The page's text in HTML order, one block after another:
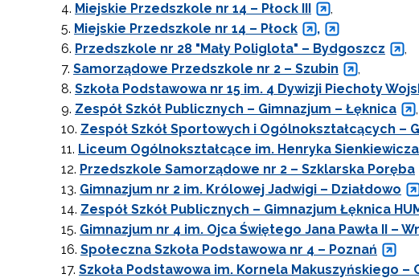
Miejskie Przedszkole nr 14 – Płock III
,
Miejskie Przedszkole nr 14 – Płock
,
Przedszkole nr 28 "Mały Poliglota" – Bydgoszcz
,
Samorządowe Przedszkole nr 2 – Szubin
,
Szkoła Podstawowa nr 15 im. 4 Dywizji Piechoty
Zespół Szkół Publicznych – Gimnazjum – Łęknica
,
Zespół Szkół Sportowych i Ogólnokształcących –
Liceum Ogólnokształcące im. Henryka
Przedszkole Samorządowe nr 2 – Szklarska Poręba
Gimnazjum nr 2 im. Królowej Jadwigi – Działdowo
Zespół Szkół Publicznych – Gimnazjum Łęknica
Gimnazjum nr 4 im. Ojca Świętego Jana Pawła II –
Społeczna Szkoła Podstawowa nr 4 – Poznań
Szkoła Podstawowa im. Kornela Makuszyńskiego –